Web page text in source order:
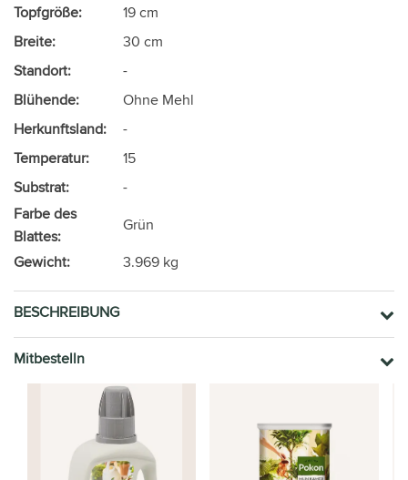
Topfgröße:
19 cm
Breite:
30 cm
Standort:
-
Blühende:
Ohne Mehl
Herkunftsland:
-
Temperatur:
15
Substrat:
-
Farbe des
Blattes:
Grün
Gewicht:
3.969 kg
BESCHREIBUNG
Mitbestelln